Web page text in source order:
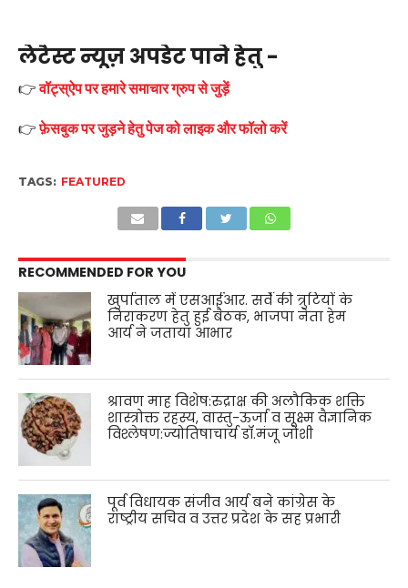
लेटैस्ट न्यूज़ अपडेट पाने हेतु -
👉वॉट्स्ऐप पर हमारे समाचार ग्रुप से जुड़ें
👉फ़ेसबुक पर जुड़ने हेतु पेज को लाइक और फॉलो करें
TAGS: FEATURED
RECOMMENDED FOR YOU
खुर्पाताल में एसआईआर. सर्वे की त्रुटियों के
निराकरण हेतु हुई बैठक, भाजपा नेता हेम
आर्य ने जताया आभार
श्रावण माह विशेष:रुद्राक्ष की अलौकिक शक्ति
शास्त्रोक्त रहस्य, वास्तु-ऊर्जा व सूक्ष्म वैज्ञानिक
विश्लेषण:ज्योतिषाचार्य डॉ.मंजू जोशी
पूर्व विधायक संजीव आर्य बने कांग्रेस के
राष्ट्रीय सचिव व उत्तर प्रदेश के सह प्रभारी